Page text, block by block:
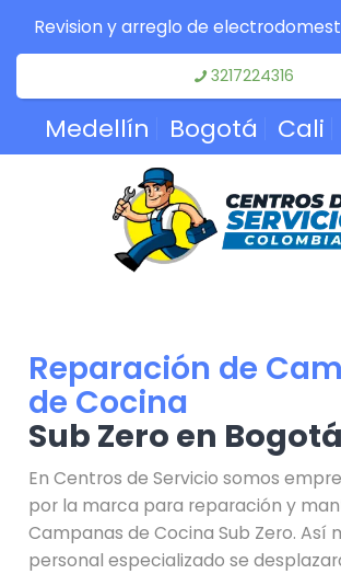
Revision y arreglo de
3217224316
Medellín Bogotá Cali
Reparación de
de Cocina
Sub Zero en Bogotá
En Centros de Servicio somos
por la marca para reparación y
Campanas de Cocina Sub Zero. Así
personal especializado se